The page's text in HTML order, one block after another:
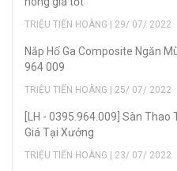
TRIỆU TIẾN HOÀNG | 29/ 07/ 2022
Nắp Hố Ga Composite Ngăn
964 009
TRIỆU TIẾN HOÀNG | 25/ 07/ 2022
[LH - 0395.964.009] Sàn Thao
Giá Tại Xưởng
TRIỆU TIẾN HOÀNG | 23/ 07/ 2022